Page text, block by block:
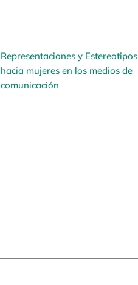
Representaciones y Estereotipos
hacia mujeres en los medios de
comunicación